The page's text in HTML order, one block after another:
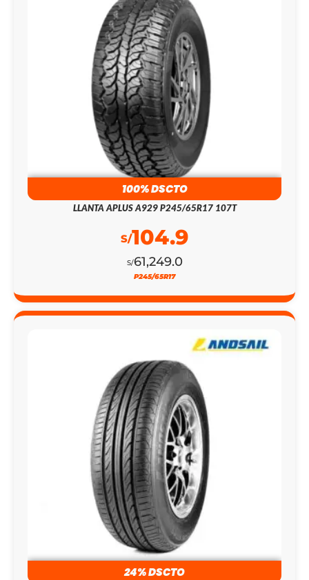
100% DSCTO
LLANTA APLUS A929 P245/65R17 107T
S/61,249.0
S/104.9
P245/65R17
24% DSCTO